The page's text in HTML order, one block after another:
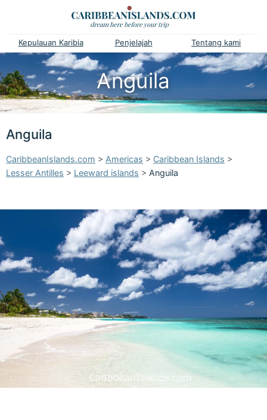
Kepulauan Karibia Penjelajah Tentang kami
Anguila
Anguila
CaribbeanIslands.com > Americas > Caribbean Islands >
Lesser Antilles > Leeward islands > Anguila